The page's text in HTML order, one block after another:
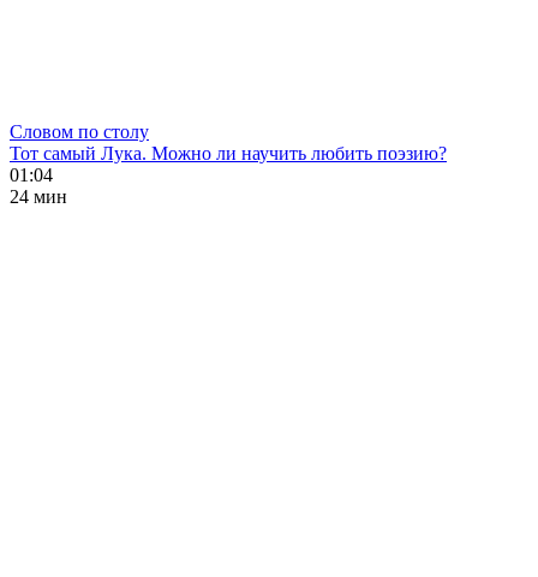
Словом по столу
Тот самый Лука. Можно ли научить любить поэзию?
01:04
24 мин